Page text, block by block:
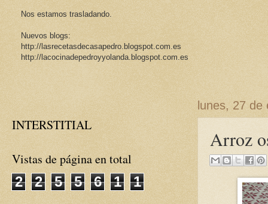
Nos estamos trasladando.
Nuevos blogs:
http://lasrecetasdecasapedro.blogspot.com.es
http://lacocinadepedroyyolanda.blogspot.com.es
lunes, 27
Arroz
INTERSTITIAL
Vistas de página en total
2
2 5 5 6 1 1